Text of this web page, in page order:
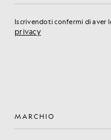
Iscrivendoti confermi di aver
privacy
MARCHIO